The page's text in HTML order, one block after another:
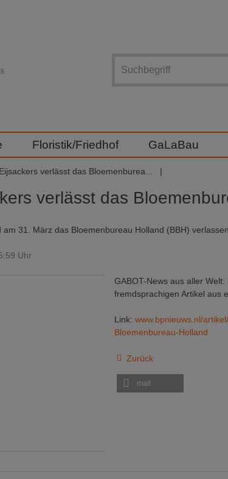
Floristik/Friedhof GaLaBau
verlässt das Bloemenburea...
verlässt das
am 31. März das Bloemenbureau Holland (BBH)
Uhr
GABOT-News aus aller
fremdsprachigen Artikel aus
Link: www.bpnieuws.nl/
Bloemenbureau-Holland
Zurück
mail